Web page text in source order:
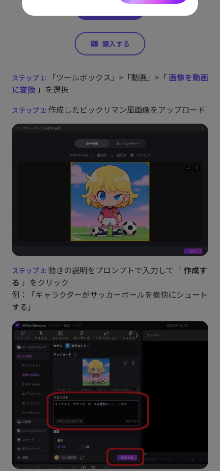
「ツールボックス」>「動画」>「 画像を動画
に変換 」を選択
作成したビックリマン風画像をアップロード
動きの説明をプロンプトで入力して「 作成す
る 」をクリック
例：「キャラクターがサッカーボールを豪快にシュート
する」